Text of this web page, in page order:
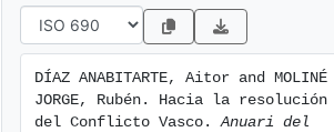
DÍAZ ANABITARTE, Aitor and MOLINÉ
JORGE, Rubén. Hacia la resolución
del Conflicto Vasco. Anuari del